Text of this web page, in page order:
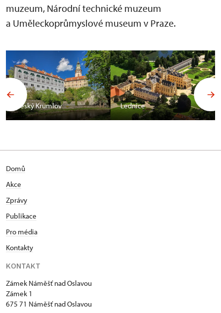
muzeum, Národní technické muzeum
a Uměleckoprůmyslové museum v Praze.
Český Krumlov Lednice
Domů
Akce
Zprávy
Publikace
Pro média
Kontakty
KONTAKT
Zámek Náměšť nad Oslavou
Zámek 1
675 71 Náměšť nad Oslavou